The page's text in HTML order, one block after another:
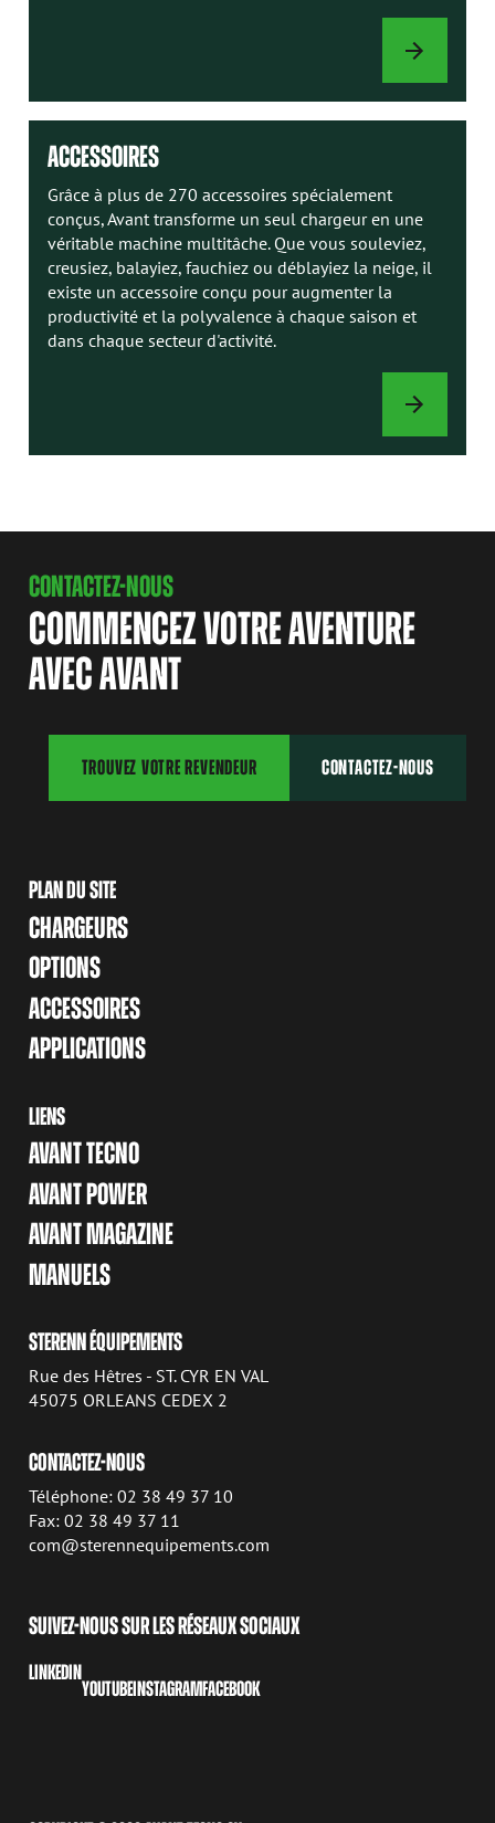
MANUELS
ACCESSOIRES
Grâce à plus de 270 accessoires spécialement
conçus, Avant transforme un seul chargeur en une
véritable machine multitâche. Que vous souleviez,
creusiez, balayiez, fauchiez ou déblayiez la neige, il
existe un accessoire conçu pour augmenter la
productivité et la polyvalence à chaque saison et
dans chaque secteur d'activité.
ACCESSOIRES
CONTACTEZ-NOUS
COMMENCEZ VOTRE AVENTURE
AVEC AVANT
TROUVEZ VOTRE REVENDEUR CONTACTEZ-NOUS
PLAN DU SITE
CHARGEURS
OPTIONS
ACCESSOIRES
APPLICATIONS
LIENS
AVANT TECNO
AVANT POWER
AVANT MAGAZINE
MANUELS
STERENN ÉQUIPEMENTS
Rue des Hêtres - ST. CYR EN VAL
45075 ORLEANS CEDEX 2
CONTACTEZ-NOUS
Téléphone: 02 38 49 37 10
Fax: 02 38 49 37 11
com@sterennequipements.com
SUIVEZ-NOUS SUR LES RÉSEAUX SOCIAUX
LINKEDIN
YOUTUBEINSTAGRAMFACEBOOK